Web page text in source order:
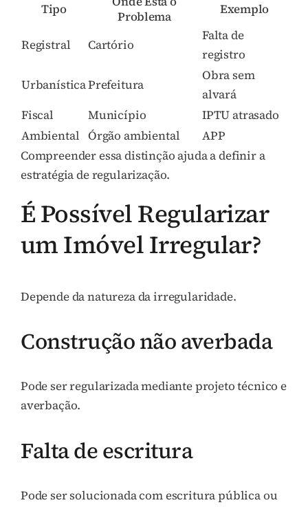
Tipo
Problema
Exemplo
Registral Cartório
Falta de
registro
UrbanísticaPrefeitura
Obra sem
alvará
Fiscal
Município
IPTU atrasado
Ambiental Órgão ambiental
APP
Compreender essa distinção ajuda a definir a
estratégia de regularização.
É Possível Regularizar
um Imóvel Irregular?
Depende da natureza da irregularidade.
Construção não averbada
Pode ser regularizada mediante projeto técnico e
averbação.
Falta de escritura
Pode ser solucionada com escritura pública ou